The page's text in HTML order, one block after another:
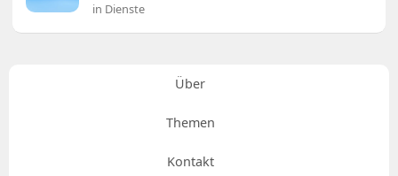
in Dienste
Über
Themen
Kontakt